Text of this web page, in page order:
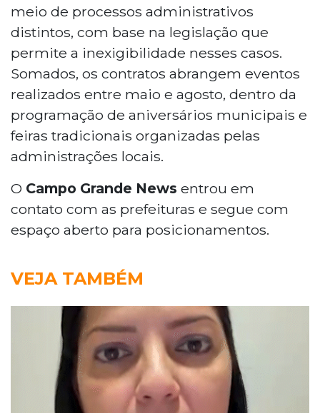
meio de processos administrativos
distintos, com base na legislação que
permite a inexigibilidade nesses casos.
Somados, os contratos abrangem eventos
realizados entre maio e agosto, dentro da
programação de aniversários municipais e
feiras tradicionais organizadas pelas
administrações locais.
O Campo Grande News entrou em
contato com as prefeituras e segue com
espaço aberto para posicionamentos.
VEJA TAMBÉM